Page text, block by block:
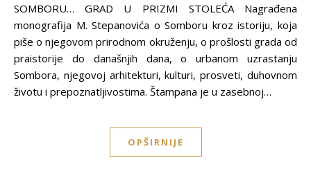
SOMBORU… GRAD U PRIZMI STOLEĆA Nagrađena
monografija M. Stepanovića o Somboru kroz istoriju, koja
piše o njegovom prirodnom okruženju, o prošlosti grada od
praistorije do današnjih dana, o urbanom uzrastanju
Sombora, njegovoj arhitekturi, kulturi, prosveti, duhovnom
životu i prepoznatljivostima. Štampana je u zasebnoj…
OPŠIRNIJE